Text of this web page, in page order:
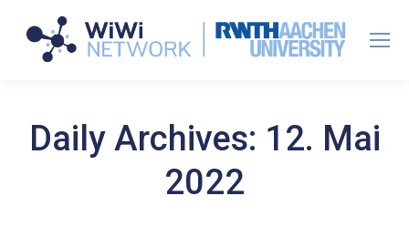
Daily Archives: 12. Mai
2022